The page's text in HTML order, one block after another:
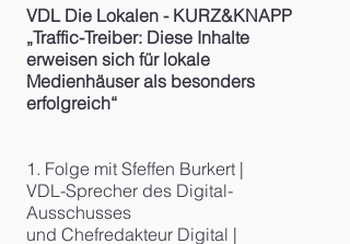
VDL Die Lokalen - KURZ&KNAPP
„Traffic-Treiber: Diese Inhalte
erweisen sich für lokale
Medienhäuser als besonders
erfolgreich“
1. Folge mit Sfeffen Burkert |
VDL-Sprecher des Digital-
Ausschusses
und Chefredakteur Digital |